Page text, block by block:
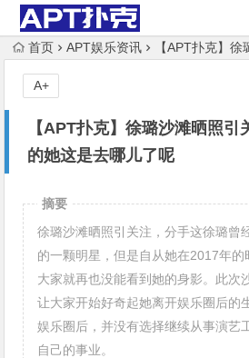
首页 APT娱乐资讯 【APT扑克】徐璐沙滩晒
【APT扑克】徐璐沙滩晒照
的她这是去哪儿了呢
A+
摘要
徐璐沙滩晒照引关注，分手这徐璐曾
的一颗明星，但是自从她在2017年的
大家就再也没能看到她的身影。此次
让大家开始好奇起她离开娱乐圈后的
娱乐圈后，并没有选择继续从事演艺
自己的事业。